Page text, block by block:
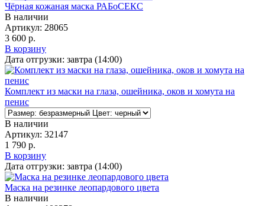
Чёрная кожаная маска РАБоСЕКС
В наличии
Артикул: 28065
3 600 р.
В корзину
Дата отгрузки: завтра (14:00)
Комплект из маски на глаза, ошейника, оков и хомута на
пенис
В наличии
Артикул: 32147
1 790 р.
В корзину
Дата отгрузки: завтра (14:00)
Маска на резинке леопардового цвета
В наличии